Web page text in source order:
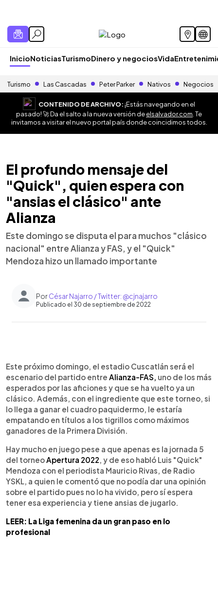
InicioNoticiasTurismoDinero y negociosVida
Turismo Las Cascadas Peter Parker Nativos Negocios
CONTENIDO DE ARCHIVO:¡Estás navegando en el
pasado! 🚀 Da el salto a la nueva versión deelsalvador.com . Te
invitamos a visitar el nuevo portal país donde coincidimos todos.
El profundo mensaje del
"Quick", quien espera con
"ansias el clásico" ante
Alianza
Este domingo se disputa el para muchos "clásico
nacional" entre Alianza y FAS, y el "Quick"
Mendoza hizo un llamado importante
PorCésar Najarro / Twitter: @cjnajarro
Publicado el 30 de septiembre de 2022
► Escuchar artículo
Este próximo domingo, el estadio Cuscatlán será el
escenario del partido entre Alianza-FAS, uno de los más
esperados por las aficiones y que se ha vuelto ya un
clásico. Además, con el ingrediente que este torneo, si
lo llega a ganar el cuadro paquidermo, le estaría
empatando en títulos a los tigrillos como máximos
ganadores de la Primera División.
Hay mucho en juego pese a que apenas es la jornada 5
del torneoApertura 2022, y de eso habló Luis "Quick"
Mendoza con el periodista Mauricio Rivas, de Radio
YSKL, a quien le comentó que no podía dar una opinión
sobre el partido pues no lo ha vivido, pero sí espera
tener esa experiencia y tiene ansias de jugarlo.
LEER: La Liga femenina da un gran paso en lo
profesional